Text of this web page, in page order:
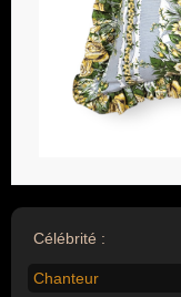
Célébrité :
Chanteur